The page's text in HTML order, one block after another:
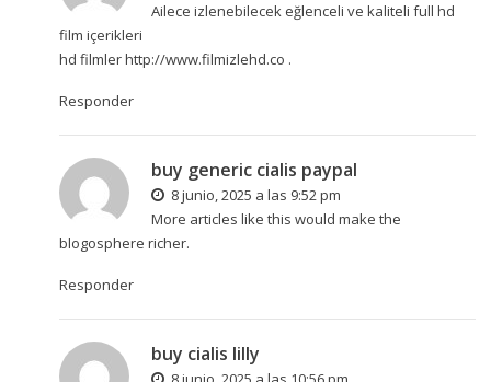
Ailece izlenebilecek eğlenceli ve kaliteli full hd
film içerikleri
hd filmlerhttp://www.filmizlehd.co .
Responder
buy generic cialis paypal
8 junio, 2025 a las 9:52 pm
More articles like this would make the
blogosphere richer.
Responder
buy cialis lilly